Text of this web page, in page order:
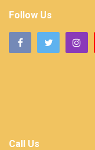
Follow Us
Call Us